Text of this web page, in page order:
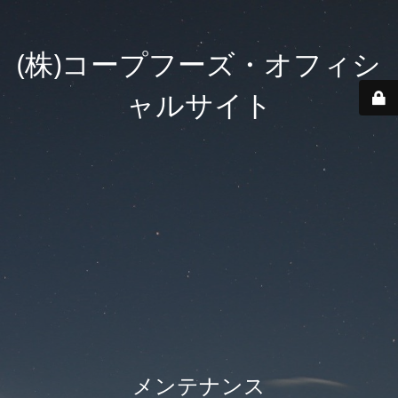
(株)コープフーズ・オフィシ
ャルサイト
メンテナンス